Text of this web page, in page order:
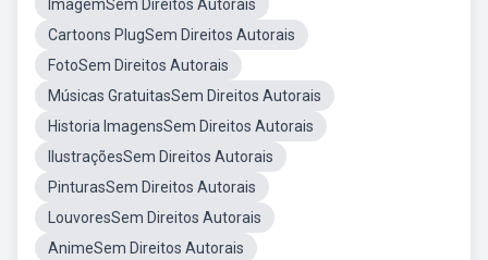
ImagemSem Direitos Autorais
Cartoons PlugSem Direitos Autorais
FotoSem Direitos Autorais
Músicas GratuitasSem Direitos Autorais
Historia ImagensSem Direitos Autorais
IlustraçõesSem Direitos Autorais
PinturasSem Direitos Autorais
LouvoresSem Direitos Autorais
AnimeSem Direitos Autorais